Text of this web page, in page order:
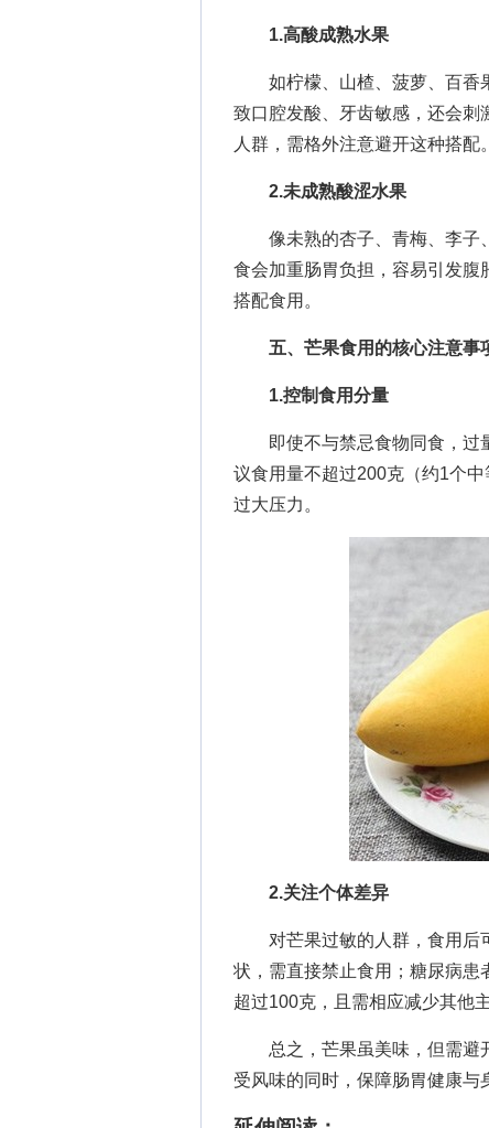
1.高酸成熟水果
如柠檬、山楂、菠萝、百香
致口腔发酸、牙齿敏感，还会刺
人群，需格外注意避开这种搭配。
2.未成熟酸涩水果
像未熟的杏子、青梅、李子、
食会加重肠胃负担，容易引发腹
搭配食用。
五、芒果食用的核心注意事
1.控制食用分量
即使不与禁忌食物同食，过
议食用量不超过200克（约1个
过大压力。
2.关注个体差异
对芒果过敏的人群，食用后
状，需直接禁止食用；糖尿病患
超过100克，且需相应减少其他
总之，芒果虽美味，但需避开
受风味的同时，保障肠胃健康与